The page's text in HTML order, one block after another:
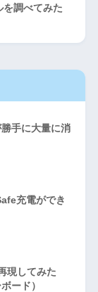
を調べてみた
手に大量に消
充電ができ
現してみた
ード）